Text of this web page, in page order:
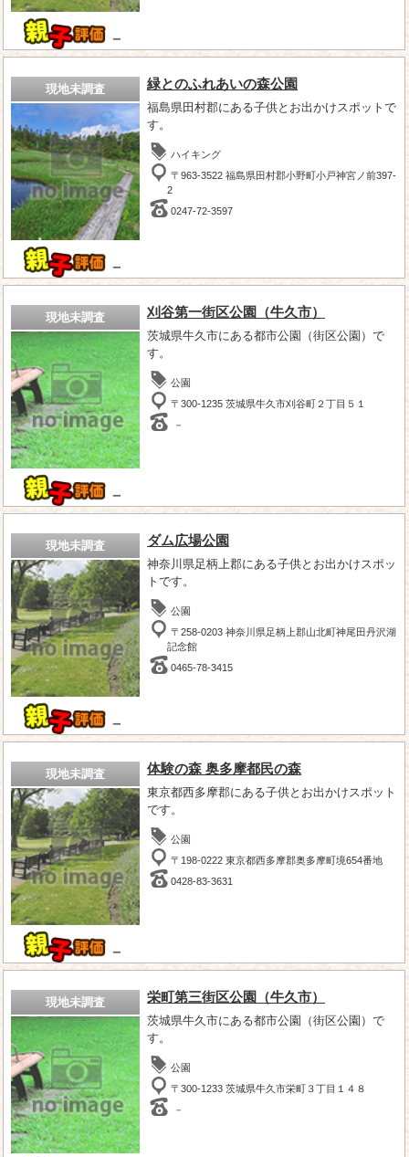
－
現地未調査
－
緑とのふれあいの森公園
福島県田村郡にある子供とお出かけスポットで
す。
ハイキング
〒963-3522 福島県田村郡小野町小戸神宮ノ前397-
2
0247-72-3597
現地未調査
－
刈谷第一街区公園（牛久市）
茨城県牛久市にある都市公園（街区公園）で
す。
公園
〒300-1235 茨城県牛久市刈谷町２丁目５１
－
現地未調査
－
ダム広場公園
神奈川県足柄上郡にある子供とお出かけスポッ
トです。
公園
〒258-0203 神奈川県足柄上郡山北町神尾田丹沢湖
記念館
0465-78-3415
現地未調査
－
体験の森 奥多摩都民の森
東京都西多摩郡にある子供とお出かけスポット
です。
公園
〒198-0222 東京都西多摩郡奥多摩町境654番地
0428-83-3631
現地未調査 栄町第三街区公園（牛久市）
茨城県牛久市にある都市公園（街区公園）で
す。
公園
〒300-1233 茨城県牛久市栄町３丁目１４８
－